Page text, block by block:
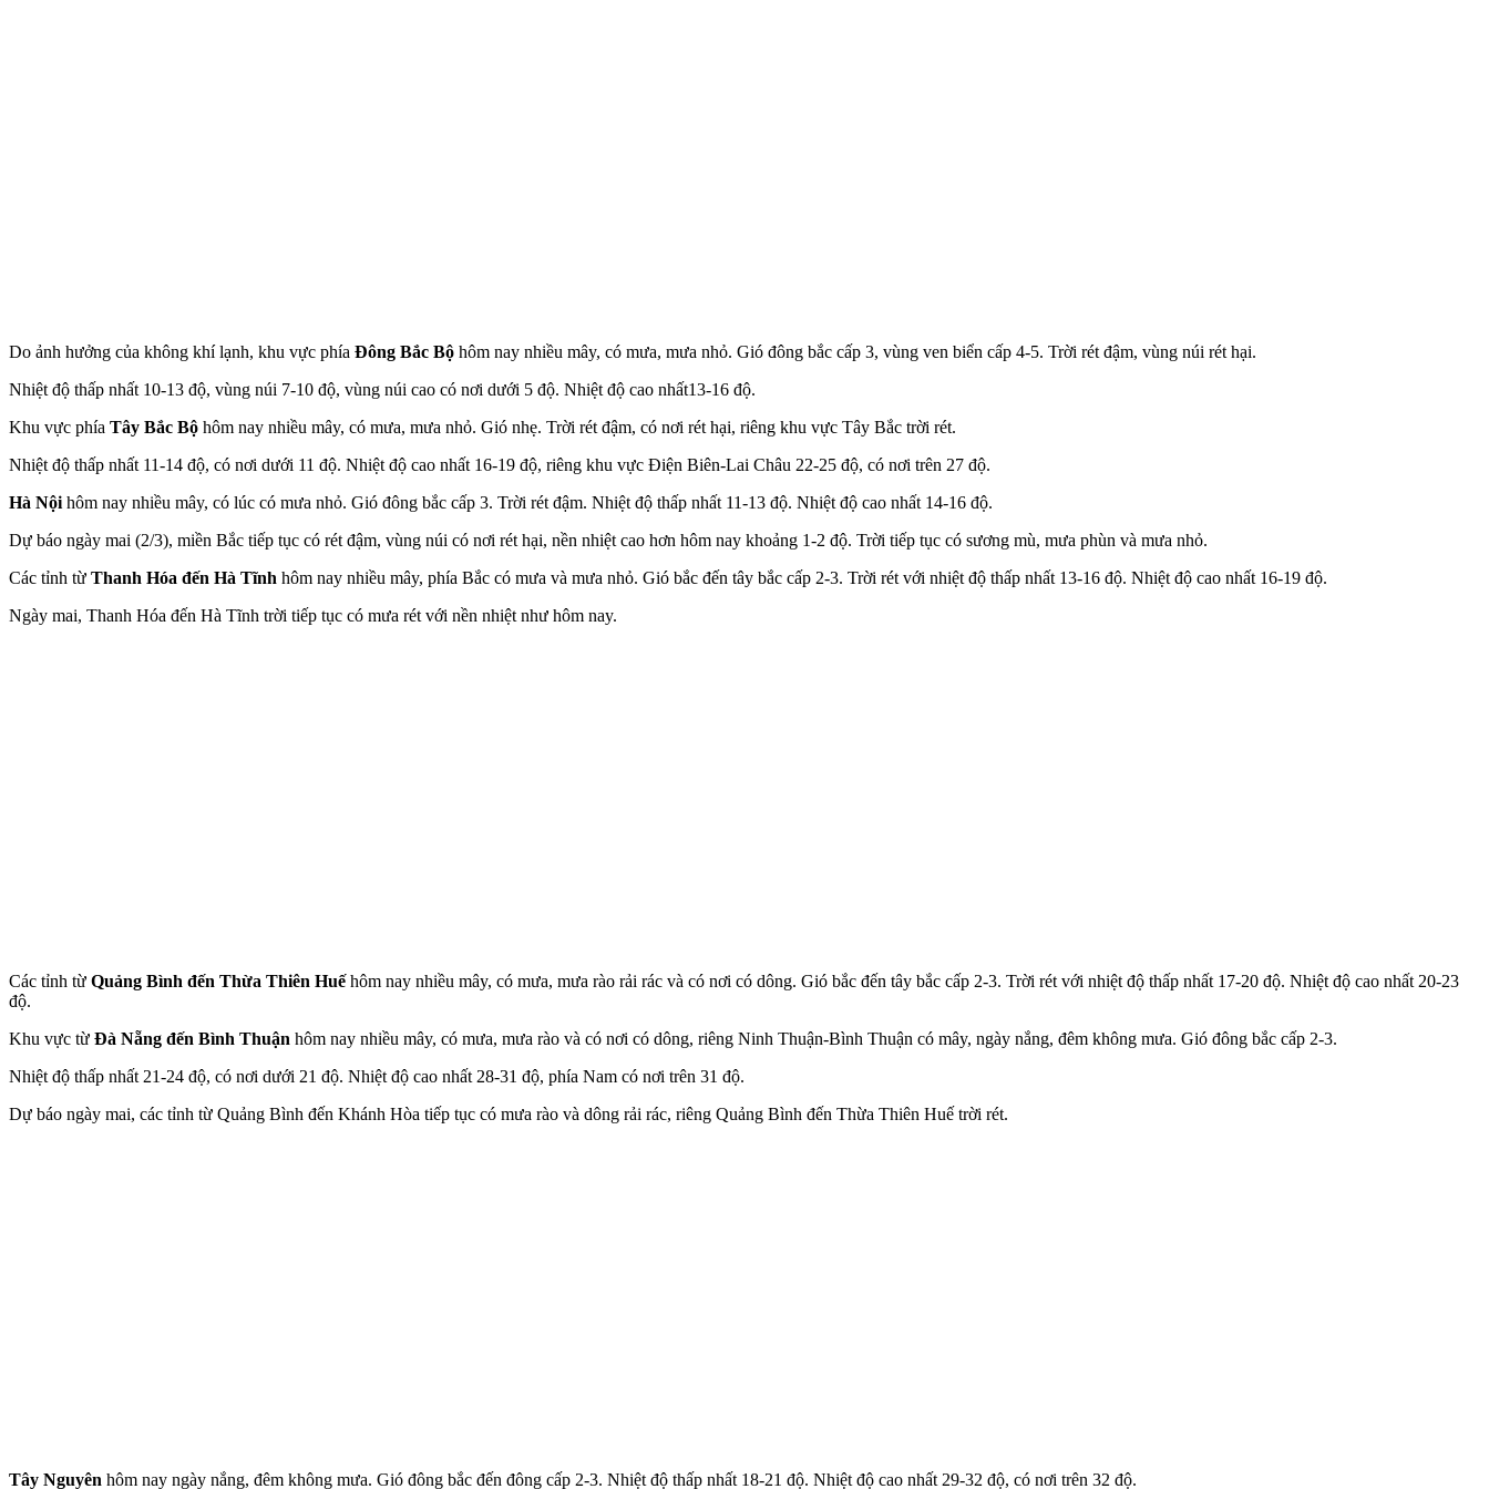
Do ảnh hưởng của không khí lạnh, khu vực phía Đông Bắc Bộ hôm nay nhiều mây, có mưa, mưa nhỏ. Gió đông bắc cấp 3, vùng ven biển cấp 4-5. Trời rét đậm, vùng núi rét hại.
Nhiệt độ thấp nhất 10-13 độ, vùng núi 7-10 độ, vùng núi cao có nơi dưới 5 độ. Nhiệt độ cao nhất13-16 độ.
Khu vực phía Tây Bắc Bộ hôm nay nhiều mây, có mưa, mưa nhỏ. Gió nhẹ. Trời rét đậm, có nơi rét hại, riêng khu vực Tây Bắc trời rét.
Nhiệt độ thấp nhất 11-14 độ, có nơi dưới 11 độ. Nhiệt độ cao nhất 16-19 độ, riêng khu vực Điện Biên-Lai Châu 22-25 độ, có nơi trên 27 độ.
Hà Nội hôm nay nhiều mây, có lúc có mưa nhỏ. Gió đông bắc cấp 3. Trời rét đậm. Nhiệt độ thấp nhất 11-13 độ. Nhiệt độ cao nhất 14-16 độ.
Dự báo ngày mai (2/3), miền Bắc tiếp tục có rét đậm, vùng núi có nơi rét hại, nền nhiệt cao hơn hôm nay khoảng 1-2 độ. Trời tiếp tục có sương mù, mưa phùn và mưa nhỏ.
Các tỉnh từ Thanh Hóa đến Hà Tĩnh hôm nay nhiều mây, phía Bắc có mưa và mưa nhỏ. Gió bắc đến tây bắc cấp 2-3. Trời rét với nhiệt độ thấp nhất 13-16 độ. Nhiệt độ cao nhất 16-19 độ.
Ngày mai, Thanh Hóa đến Hà Tĩnh trời tiếp tục có mưa rét với nền nhiệt như hôm nay.
Các tỉnh từ Quảng Bình đến Thừa Thiên Huếhôm nay nhiều mây, có mưa, mưa rào rải rác và có nơi có dông. Gió bắc đến tây bắc cấp 2-3. Trời rét với nhiệt độ thấp nhất 17-20 độ. Nhiệt độ cao nhất 20-23
độ.
Khu vực từ Đà Nẵng đến Bình Thuận hôm nay nhiều mây, có mưa, mưa rào và có nơi có dông, riêng Ninh Thuận-Bình Thuận có mây, ngày nắng, đêm không mưa. Gió đông bắc cấp 2-3.
Nhiệt độ thấp nhất 21-24 độ, có nơi dưới 21 độ. Nhiệt độ cao nhất 28-31 độ, phía Nam có nơi trên 31 độ.
Dự báo ngày mai, các tỉnh từ Quảng Bình đến Khánh Hòa tiếp tục có mưa rào và dông rải rác, riêng Quảng Bình đến Thừa Thiên Huế trời rét.
Tây Nguyên hôm nay ngày nắng, đêm không mưa. Gió đông bắc đến đông cấp 2-3. Nhiệt độ thấp nhất 18-21 độ. Nhiệt độ cao nhất 29-32 độ, có nơi trên 32 độ.